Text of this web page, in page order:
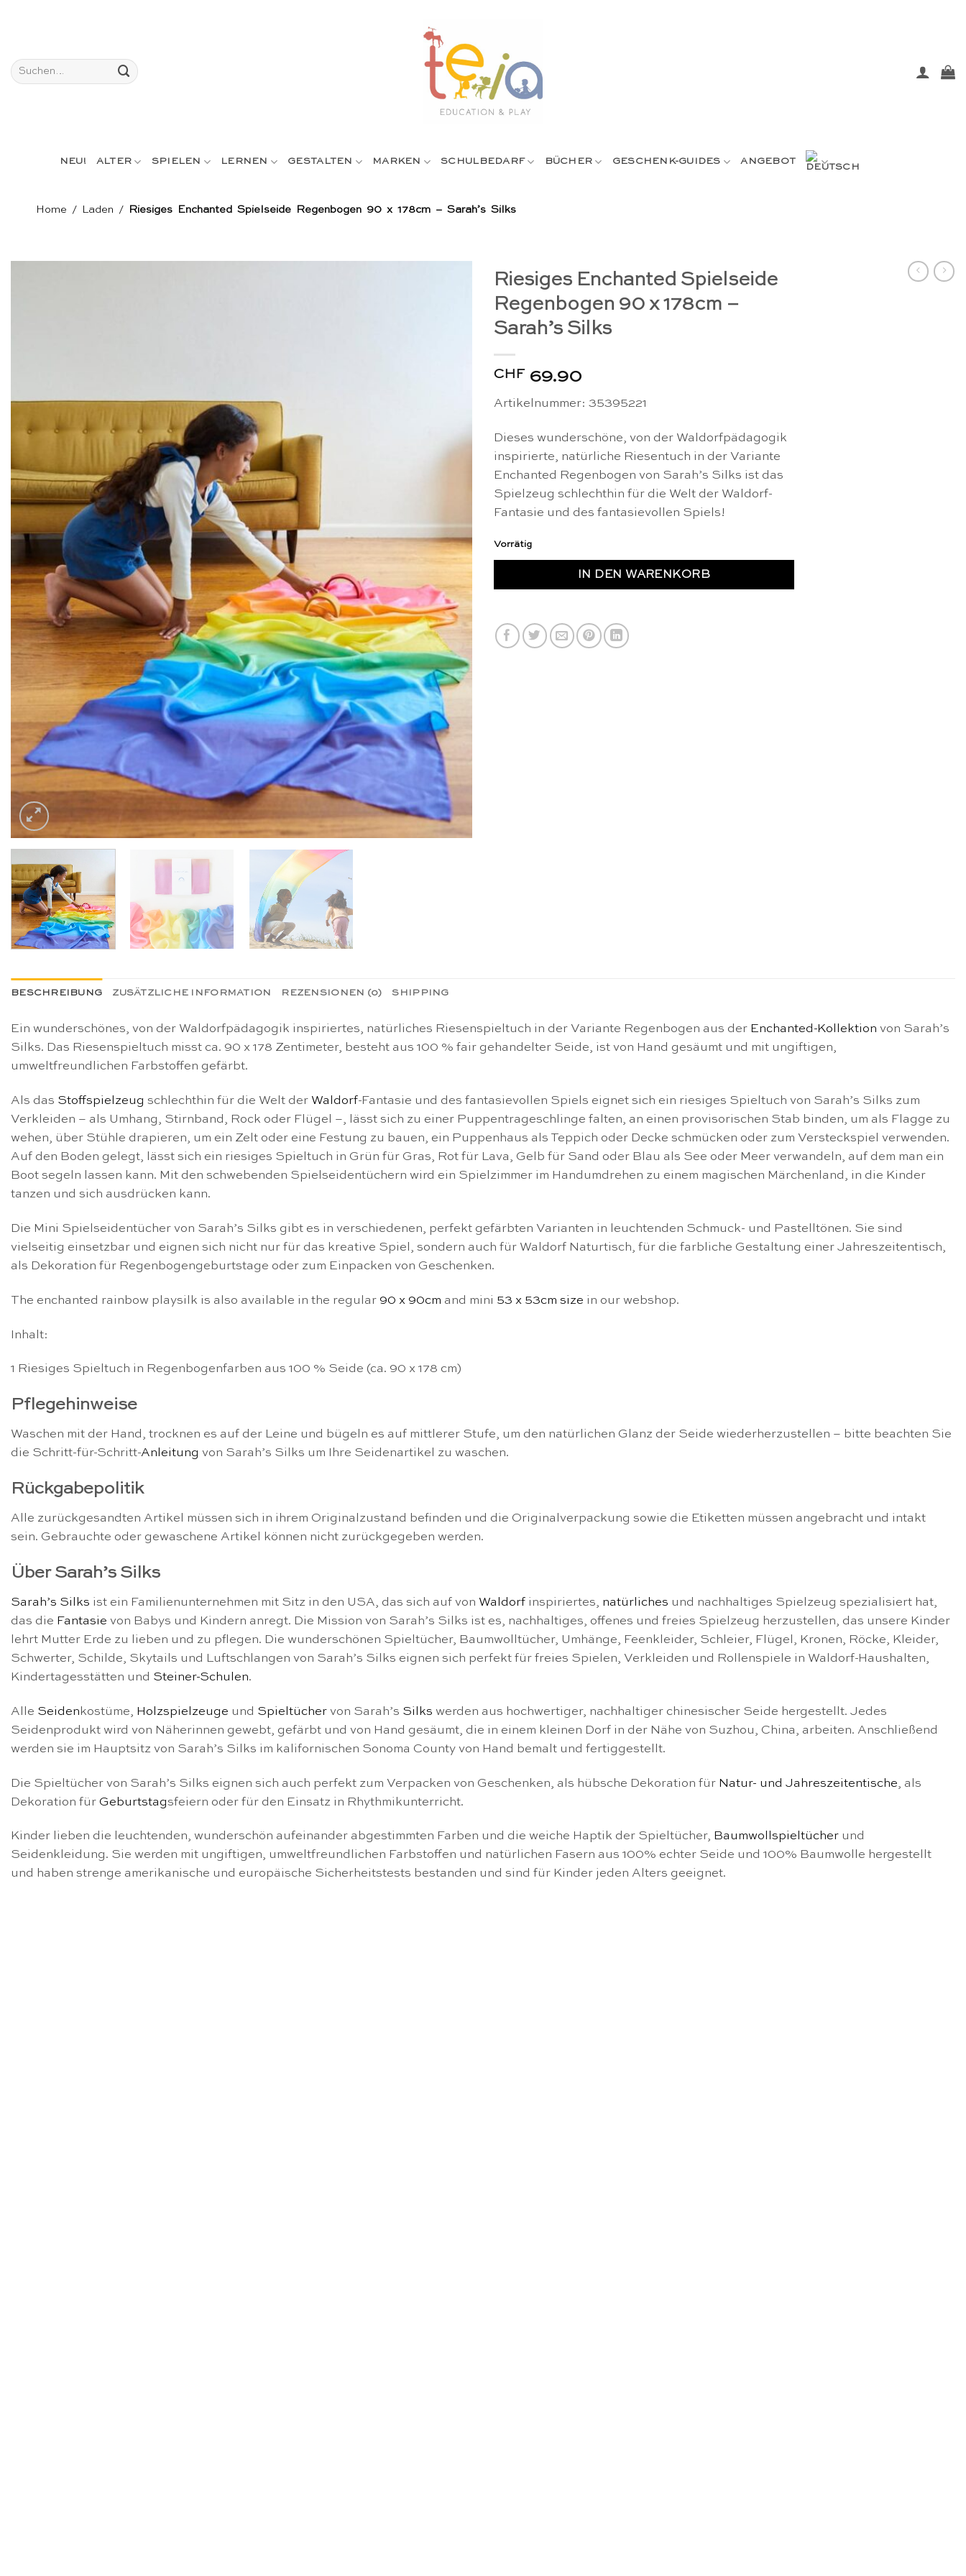
Suchen
nach:
NEU! ALTER SPIELEN LERNEN GESTALTEN MARKEN SCHULBEDARF BÜCHER GESCHENK-GUIDES ANGEBOT
Home / Laden / Riesiges Enchanted Spielseide Regenbogen 90 x 178cm – Sarah’s Silks
Riesiges Enchanted Spielseide
Regenbogen 90 x 178cm –
Sarah’s Silks
CHF 69.90
Artikelnummer: 35395221
Dieses wunderschöne, von der Waldorfpädagogik
inspirierte, natürliche Riesentuch in der Variante
Enchanted Regenbogen von Sarah’s Silks ist das
Spielzeug schlechthin für die Welt der Waldorf-
Fantasie und des fantasievollen Spiels!
Vorrätig
IN DEN WARENKORB
BESCHREIBUNG ZUSÄTZLICHE INFORMATION REZENSIONEN (0) SHIPPING
Ein wunderschönes, von der Waldorfpädagogik inspiriertes, natürliches Riesenspieltuch in der Variante Regenbogen aus der Enchanted-Kollektion von Sarah’s
Silks. Das Riesenspieltuch misst ca. 90 x 178 Zentimeter, besteht aus 100 % fair gehandelter Seide, ist von Hand gesäumt und mit ungiftigen,
umweltfreundlichen Farbstoffen gefärbt.
Als das Stoffspielzeug schlechthin für die Welt der Waldorf-Fantasie und des fantasievollen Spiels eignet sich ein riesiges Spieltuch von Sarah’s Silks zum
Verkleiden – als Umhang, Stirnband, Rock oder Flügel –, lässt sich zu einer Puppentrageschlinge falten, an einen provisorischen Stab binden, um als Flagge zu
wehen, über Stühle drapieren, um ein Zelt oder eine Festung zu bauen, ein Puppenhaus als Teppich oder Decke schmücken oder zum Versteckspiel verwenden.
Auf den Boden gelegt, lässt sich ein riesiges Spieltuch in Grün für Gras, Rot für Lava, Gelb für Sand oder Blau als See oder Meer verwandeln, auf dem man ein
Boot segeln lassen kann. Mit den schwebenden Spielseidentüchern wird ein Spielzimmer im Handumdrehen zu einem magischen Märchenland, in die Kinder
tanzen und sich ausdrücken kann.
Die Mini Spielseidentücher von Sarah’s Silks gibt es in verschiedenen, perfekt gefärbten Varianten in leuchtenden Schmuck- und Pastelltönen. Sie sind
vielseitig einsetzbar und eignen sich nicht nur für das kreative Spiel, sondern auch für Waldorf Naturtisch, für die farbliche Gestaltung einer Jahreszeitentisch,
als Dekoration für Regenbogengeburtstage oder zum Einpacken von Geschenken.
The enchanted rainbow playsilk is also available in the regular 90 x 90cm and mini 53 x 53cm size in our webshop.
Inhalt:
1 Riesiges Spieltuch in Regenbogenfarben aus 100 % Seide (ca. 90 x 178 cm)
Pflegehinweise
Waschen mit der Hand, trocknen es auf der Leine und bügeln es auf mittlerer Stufe, um den natürlichen Glanz der Seide wiederherzustellen – bitte beachten Sie
die Schritt-für-Schritt-Anleitung von Sarah’s Silks um Ihre Seidenartikel zu waschen.
Rückgabepolitik
Alle zurückgesandten Artikel müssen sich in ihrem Originalzustand befinden und die Originalverpackung sowie die Etiketten müssen angebracht und intakt
sein. Gebrauchte oder gewaschene Artikel können nicht zurückgegeben werden.
Über Sarah’s Silks
Sarah’s Silks ist ein Familienunternehmen mit Sitz in den USA, das sich auf von Waldorf inspiriertes, natürliches und nachhaltiges Spielzeug spezialisiert hat,
das die Fantasie von Babys und Kindern anregt. Die Mission von Sarah’s Silks ist es, nachhaltiges, offenes und freies Spielzeug herzustellen, das unsere Kinder
lehrt Mutter Erde zu lieben und zu pflegen. Die wunderschönen Spieltücher, Baumwolltücher, Umhänge, Feenkleider, Schleier, Flügel, Kronen, Röcke, Kleider,
Schwerter, Schilde, Skytails und Luftschlangen von Sarah’s Silks eignen sich perfekt für freies Spielen, Verkleiden und Rollenspiele in Waldorf-Haushalten,
Kindertagesstätten und Steiner-Schulen.
Alle Seiden kostüme, Holzspielzeuge und Spieltücher von Sarah’s Silks werden aus hochwertiger, nachhaltiger chinesischer Seide hergestellt. Jedes
Seidenprodukt wird von Näherinnen gewebt, gefärbt und von Hand gesäumt, die in einem kleinen Dorf in der Nähe von Suzhou, China, arbeiten. Anschließend
werden sie im Hauptsitz von Sarah’s Silks im kalifornischen Sonoma County von Hand bemalt und fertiggestellt.
Die Spieltücher von Sarah’s Silks eignen sich auch perfekt zum Verpacken von Geschenken, als hübsche Dekoration für Natur- und Jahreszeitentische, als
Dekoration für Geburtstagsfeiern oder für den Einsatz in Rhythmikunterricht.
Kinder lieben die leuchtenden, wunderschön aufeinander abgestimmten Farben und die weiche Haptik der Spieltücher, Baumwollspieltücher und
Seidenkleidung. Sie werden mit ungiftigen, umweltfreundlichen Farbstoffen und natürlichen Fasern aus 100% echter Seide und 100% Baumwolle hergestellt
und haben strenge amerikanische und europäische Sicherheitstests bestanden und sind für Kinder jeden Alters geeignet.